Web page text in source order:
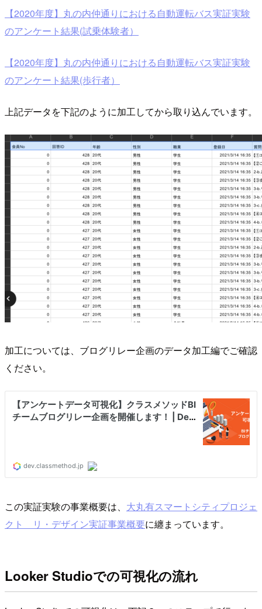
【2020年度】丸の内仲通りにおける自動運転バス実証実験
のアンケート結果(試乗体験者）
【2020年度】丸の内仲通りにおける自動運転バス実証実験
のアンケート結果(歩行者）
上記データを下記のように加工してから取り込んでいます。
加工については、ブログリレー企画のデータ加工編でご確認
ください。
この実証実験の事業概要は、 大丸有スマートシティプロジェ
クト リ・デザイン実証事業概要に纏まっています。
Looker Studioでの可視化の流れ